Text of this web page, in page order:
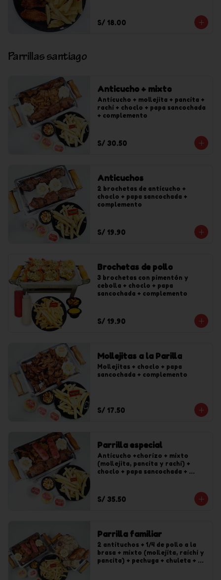
S/ 18.00
Parrillas santiago
Anticucho + mixto
Anticucho + mollejita + pancita +
rachi + choclo + papa sancochada
+ complemento
S/ 30.50
Anticuchos
2 brochetas de anticucho +
choclo + papa sancochada +
complemento
S/ 19.90
Brochetas de pollo
3 brochetas con pimentón y
cebolla + choclo + papa
sancochada + complemento
S/ 19.90
Mollejitas a la Parilla
Mollejitas + choclo + papa
sancochada + complemento
S/ 17.50
Parrilla especial
Anticucho +chorizo + mixto
(mollejita, pancita y rachi) +
choclo + papa sancochada +
S/ 35.50
Parrilla familiar
2 antituchos + 1/4 de pollo a la
brasa + mixto (mollejita, raichi y
pancita) + pechuga + chuleta +